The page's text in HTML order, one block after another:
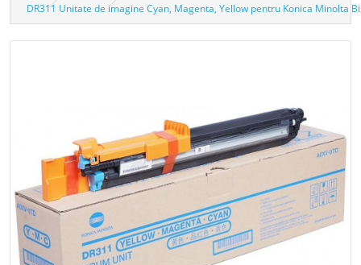
DR311 Unitate de imagine Cyan, Magenta, Yellow pentru Konica Minolta